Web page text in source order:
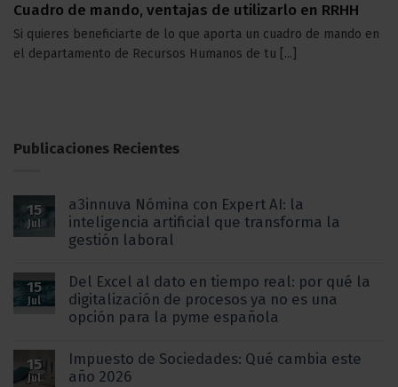
Cuadro de mando, ventajas de utilizarlo en RRHH
Si quieres beneficiarte de lo que aporta un cuadro de mando en
el departamento de Recursos Humanos de tu [...]
Publicaciones Recientes
15
Jul
a3innuva Nómina con Expert AI: la
inteligencia artificial que transforma la
gestión laboral
15
Jul
Del Excel al dato en tiempo real: por qué la
digitalización de procesos ya no es una
opción para la pyme española
15
Jul
Impuesto de Sociedades: Qué cambia este
año 2026